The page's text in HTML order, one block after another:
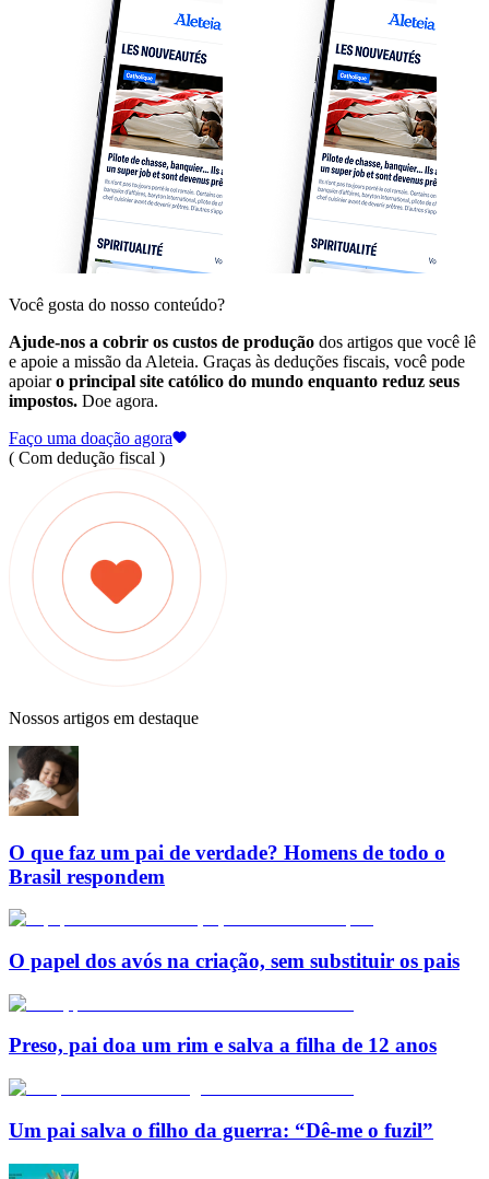
Você gosta do nosso conteúdo?
Ajude-nos a cobrir os custos de produção dos artigos que você lê
e apoie a missão da Aleteia. Graças às deduções fiscais, você pode
apoiaro principal site católico do mundo enquanto reduz seus
impostos. Doe agora.
Faço uma doação agora
( Com dedução fiscal )
Nossos artigos em destaque
O que faz um pai de verdade? Homens de todo o
Brasil respondem
O papel dos avós na criação, sem substituir os pais
Preso, pai doa um rim e salva a filha de 12 anos
Um pai salva o filho da guerra: “Dê-me o fuzil”